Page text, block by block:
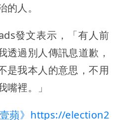
人。
發文表示，「有人前
透過別人傳訊息道歉，
是我本人的意思，不用
裡。」
蘋》https://election2